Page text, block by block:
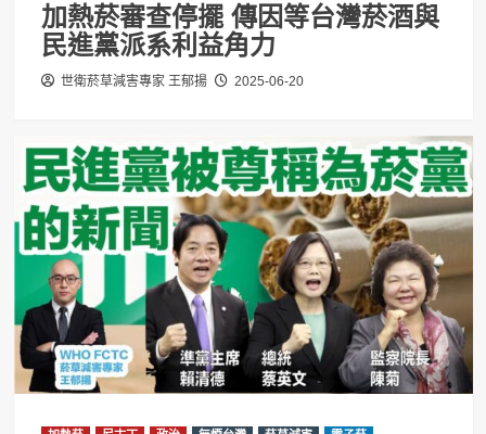
加熱菸審查停擺 傳因等台灣菸酒與
民進黨派系利益角力
世衛菸草減害專家 王郁揚 2025-06-20